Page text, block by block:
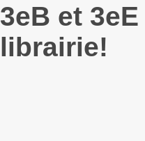
3eB et
librairie!